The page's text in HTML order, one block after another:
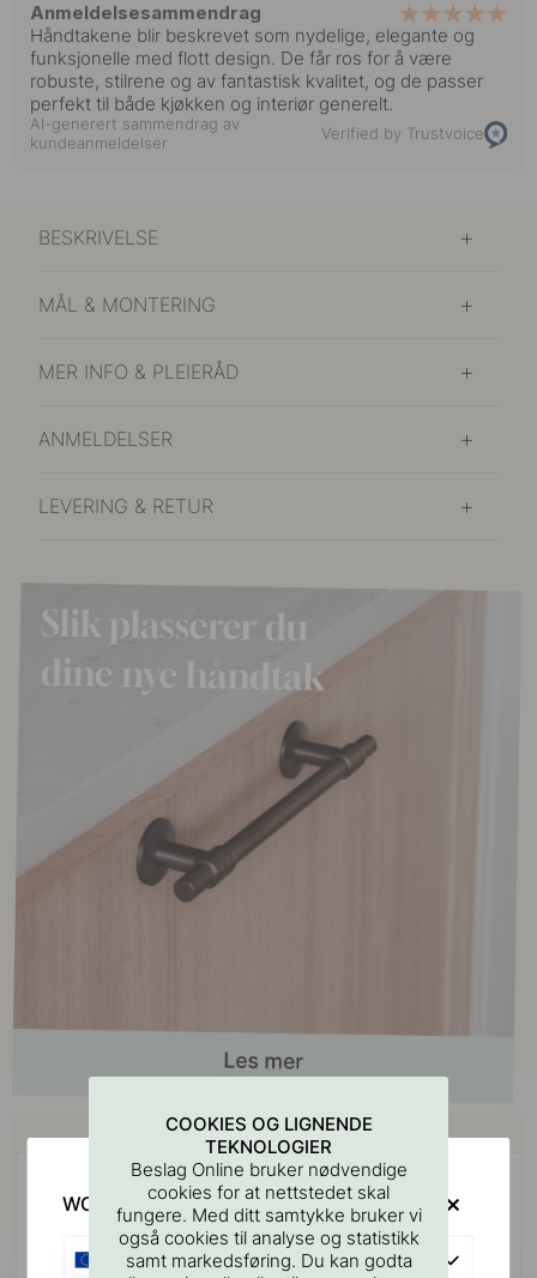
Anmeldelsesammendrag
Håndtakene blir beskrevet som nydelige, elegante og
funksjonelle med flott design. De får ros for å være
robuste, stilrene og av fantastisk kvalitet, og de passer
perfekt til både kjøkken og interiør generelt.
AI-generert sammendrag av
kundeanmeldelser
Verified by Trustvoice
BESKRIVELSE
MÅL & MONTERING
MER INFO & PLEIERÅD
ANMELDELSER
LEVERING & RETUR
Kjøp sammen med
COOKIES OG LIGNENDE
TEKNOLOGIER
Beslag Online bruker nødvendige
cookies for at nettstedet skal
fungere. Med ditt samtykke bruker vi
også cookies til analyse og statistikk
samt markedsføring. Du kan godta
WOULD YOU RATHER VISIT?
EU